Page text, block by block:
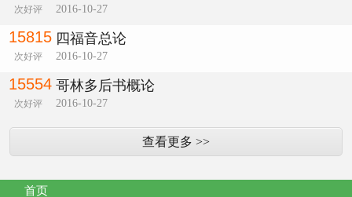
次好评 2016-10-27
15815
次好评
四福音总论
2016-10-27
15554
次好评
哥林多后书概论
2016-10-27
查看更多 >>
首页